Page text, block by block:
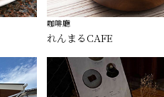
咖啡廳
れんまるCAFE